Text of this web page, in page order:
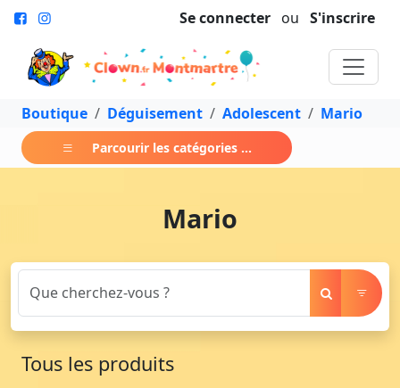
Se connecter ou S'inscrire
Boutique Déguisement Adolescent Mario
Parcourir les catégories ...
Mario
Tous les produits